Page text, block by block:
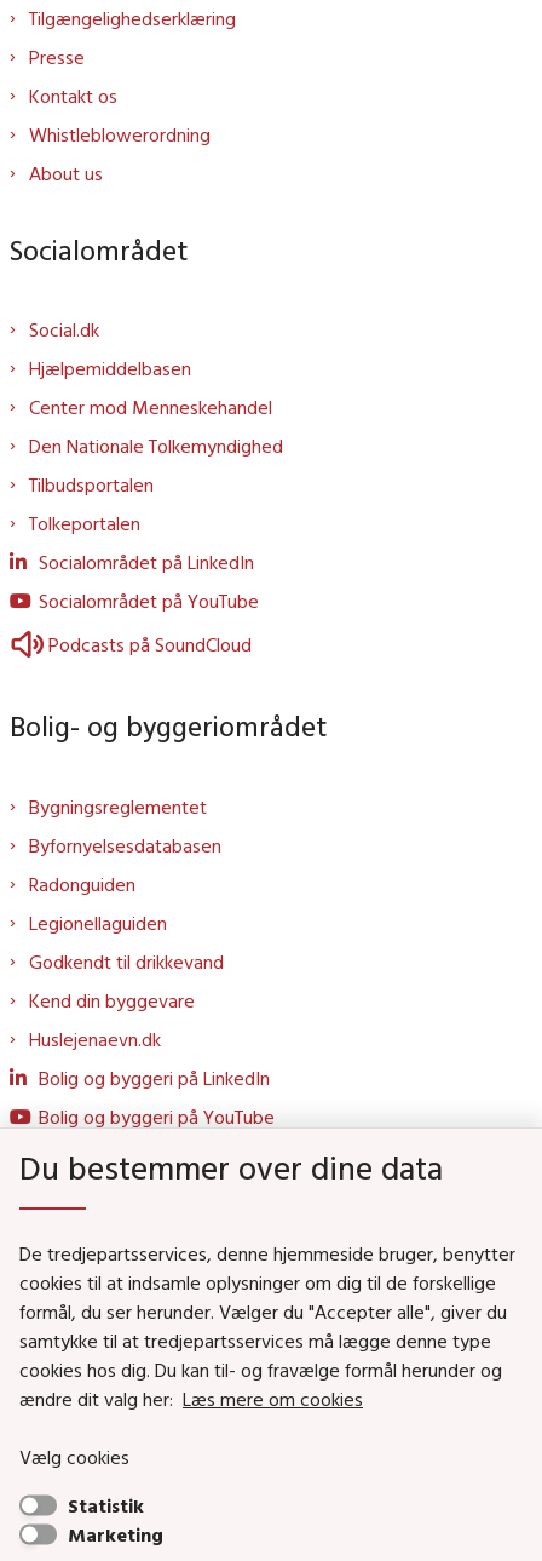
Tilgængelighedserklæring
Presse
Kontakt os
Whistleblowerordning
About us
Socialområdet
Social.dk
Hjælpemiddelbasen
Center mod Menneskehandel
Den Nationale Tolkemyndighed
Tilbudsportalen
Tolkeportalen
Socialområdet på LinkedIn
Socialområdet på YouTube
Podcasts på SoundCloud
Bolig- og byggeriområdet
Bygningsreglementet
Byfornyelsesdatabasen
Radonguiden
Legionellaguiden
Godkendt til drikkevand
Kend din byggevare
Huslejenaevn.dk
Bolig og byggeri på LinkedIn
Bolig og byggeri på YouTube
Social- og Boligministeriet
Job i Social- og Boligstyrelsen
Puljer og tilskud
Nyhedsbreve
Social- og Boligstyrelsens nyheder som RSS feed
Du bestemmer over dine data
De tredjepartsservices, denne hjemmeside bruger, benytter
cookies til at indsamle oplysninger om dig til de forskellige
formål, du ser herunder. Vælger du "Accepter alle", giver du
samtykke til at tredjepartsservices må lægge denne type
cookies hos dig. Du kan til- og fravælge formål herunder og
ændre dit valg her: Læs mere om cookies
Vælg cookies
Statistik
Marketing